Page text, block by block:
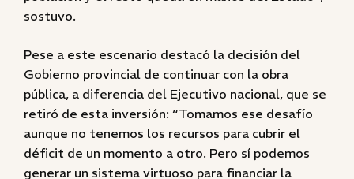
sostuvo.
Pese a este escenario destacó la decisión del
Gobierno provincial de continuar con la obra
pública, a diferencia del Ejecutivo nacional, que se
retiró de esta inversión: “Tomamos ese desafío
aunque no tenemos los recursos para cubrir el
déficit de un momento a otro. Pero sí podemos
generar un sistema virtuoso para financiar la